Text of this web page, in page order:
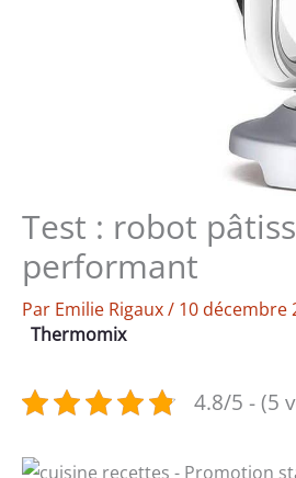
Test : robot
performant
Par Emilie Rigaux/ 10 décembre
Thermomix
4.8/5 - (5